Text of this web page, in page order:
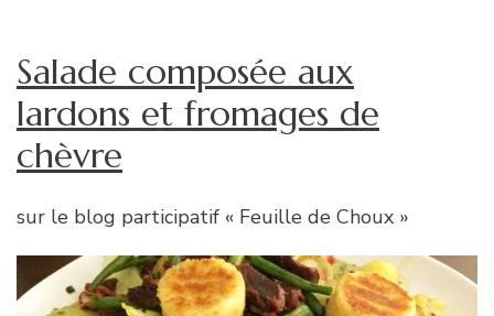
Salade composée aux
lardons et fromages de
chèvre
sur le blog participatif « Feuille de Choux »